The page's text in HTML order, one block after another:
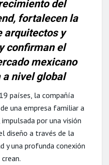
del
fortalecen la
arquitectos y
confirman el
mexicano
a nivel global
países, la compañía
una empresa familiar a
por una visión
diseño a través de la
y una profunda conexión